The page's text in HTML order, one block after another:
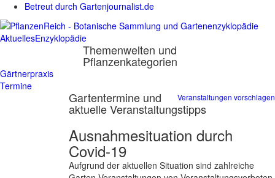
Betreut durch Gartenjournalist.de
AktuellesEnzyklopädie
Themenwelten und
Pflanzenkategorien
Gärtnerpraxis
Termine
Veranstaltungen vorschlagen
Gartentermine und
aktuelle Veranstaltungstipps
Ausnahmesituation durch
Covid-19
Aufgrund der aktuellen Situation sind zahlreiche